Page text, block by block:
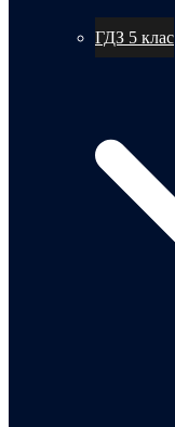
ГДЗ 5 клас